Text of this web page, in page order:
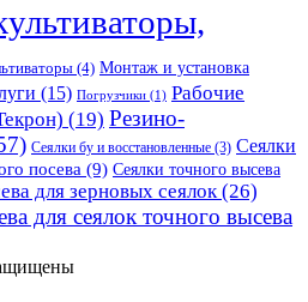
(4) Монтаж и установка
(15) Погрузчики (1) Рабочие
(19) Резино-
Сеялки бу и восстановленные (3) Сеялки
посева (9) Сеялки точного высева
для зерновых сеялок(26)
для сеялок точного высева